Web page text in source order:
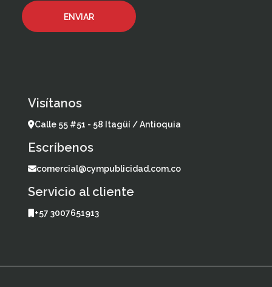
Visítanos
Calle 55 #51 - 58 Itagüí / Antioquia
Escríbenos
comercial@cympublicidad.com.co
Servicio al cliente
+57 3007651913